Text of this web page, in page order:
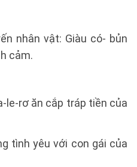
nhân vật: Giàu có- bủn
cảm.
le-rơ ăn cắp tráp tiền của
tình yêu với con gái của